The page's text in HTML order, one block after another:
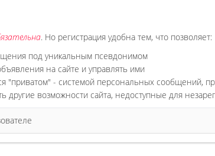
. Но регистрация удобна тем, что позволяет:
под уникальным псевдонимом
на сайте и управлять ими
"приватом" - системой персональных сообщений,
другие возможности сайта, недоступные для